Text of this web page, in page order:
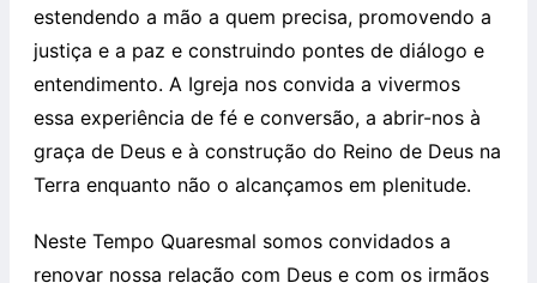
estendendo a mão a quem precisa, promovendo a
justiça e a paz e construindo pontes de diálogo e
entendimento. A Igreja nos convida a vivermos
essa experiência de fé e conversão, a abrir-nos à
graça de Deus e à construção do Reino de Deus na
Terra enquanto não o alcançamos em plenitude.
Neste Tempo Quaresmal somos convidados a
renovar nossa relação com Deus e com os irmãos